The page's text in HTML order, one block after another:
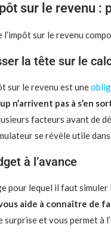
sur le revenu :
l’impôt sur le revenu
la tête sur le
sur le revenu est une
n’arrivent pas à s’en
facteurs avant de
se révèle utile dans
à l’avance
pour lequel il faut
aide à connaître de
et vous permet à